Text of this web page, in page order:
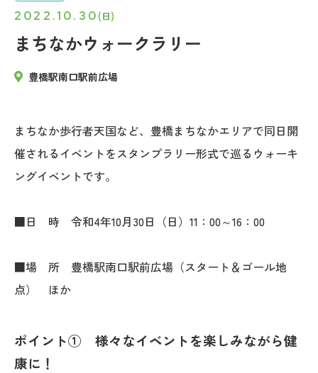
まちなかウォークラリー
2022.10.30(日)
豊橋駅南口駅前広場
まちなか歩行者天国など、豊橋まちなかエリアで同日開
催されるイベントをスタンプラリー形式で巡るウォーキ
ングイベントです。
■日 時 令和4年10月30日（日）11：00～16：00
■場 所 豊橋駅南口駅前広場（スタート＆ゴール地
点） ほか
ポイント①
様々なイベントを楽しみながら健
康に！